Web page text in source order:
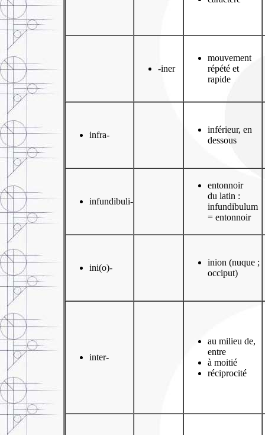
-iner
mouvement
répété et
rapide
infra-
inférieur, en
dessous
infundibuli-
entonnoir
du latin :
infundibulum
= entonnoir
ini(o)-
inion (nuque ;
occiput)
inter-
au milieu de,
entre
à moitié
réciprocité